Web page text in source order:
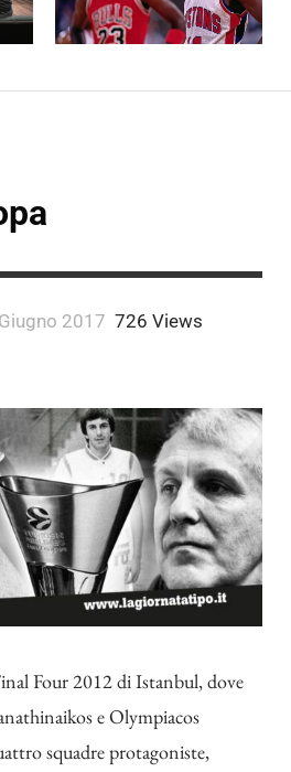
2017 726 Views
Four 2012 di Istanbul, dove
e Olympiacos
squadre protagoniste,